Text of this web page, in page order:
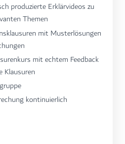
produzierte Erklärvideos zu
Themen
mit Musterlösungen
mit echtem Feedback
Klausuren
kontinuierlich